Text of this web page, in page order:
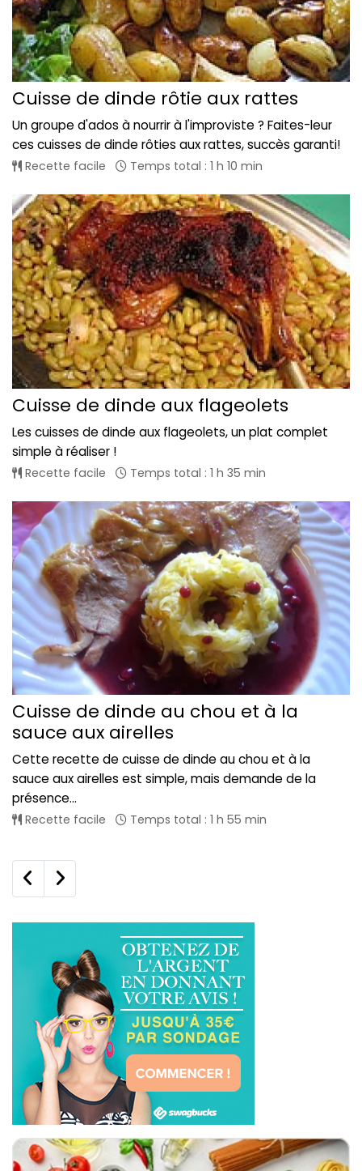
Cuisse de dinde rôtie aux rattes
Un groupe d'ados à nourrir à l'improviste ? Faites-leur
ces cuisses de dinde rôties aux rattes, succès garanti!
Recette facile Temps total : 1 h 10 min
Cuisse de dinde aux flageolets
Les cuisses de dinde aux flageolets, un plat complet
simple à réaliser !
Recette facile Temps total : 1 h 35 min
Cuisse de dinde au chou et à la
sauce aux airelles
Cette recette de cuisse de dinde au chou et à la
sauce aux airelles est simple, mais demande de la
présence...
Recette facile Temps total : 1 h 55 min